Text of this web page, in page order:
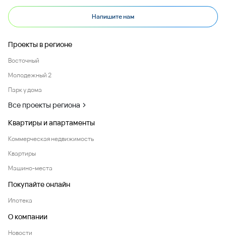
Напишите нам
Проекты в регионе
Восточный
Молодежный 2
Парк у дома
Все проекты региона
Квартиры и апартаменты
Коммерческая недвижимость
Квартиры
Машино-места
Покупайте онлайн
Ипотека
О компании
Новости